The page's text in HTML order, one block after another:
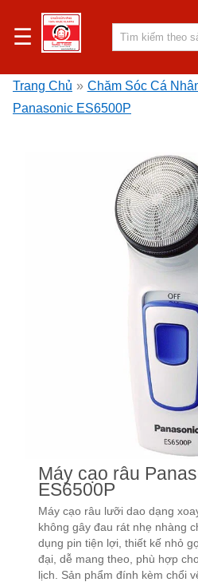
☰
Trang Chủ » Chăm Sóc Cá
Panasonic ES6500P
Máy cạo râu
ES6500P
Máy cạo râu lưỡi dao dạng
không gây đau rát nhẹ nhàng
dụng pin tiện lợi, thiết kế nhỏ
đại, dễ mang theo, phù hợp
lịch. Sản phẩm đính kèm chổi